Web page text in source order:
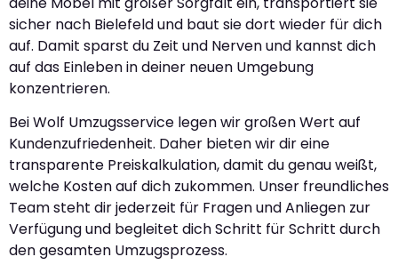
sicher nach Bielefeld und baut sie dort wieder für dich
auf. Damit sparst du Zeit und Nerven und kannst dich
auf das Einleben in deiner neuen Umgebung
konzentrieren.
Bei Wolf Umzugsservice legen wir großen Wert auf
Kundenzufriedenheit. Daher bieten wir dir eine
transparente Preiskalkulation, damit du genau weißt,
welche Kosten auf dich zukommen. Unser freundliches
Team steht dir jederzeit für Fragen und Anliegen zur
Verfügung und begleitet dich Schritt für Schritt durch
den gesamten Umzugsprozess.